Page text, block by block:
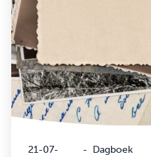
21-07-
- Dagboek